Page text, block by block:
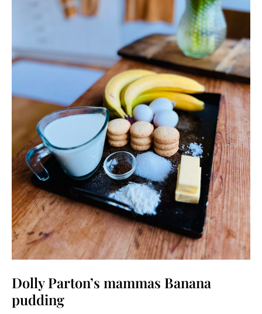
Dolly Parton’s mammas Banana
pudding